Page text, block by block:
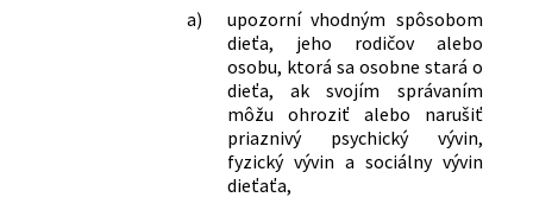
a)
upozorní vhodným spôsobom
dieťa, jeho rodičov alebo
osobu, ktorá sa osobne stará o
dieťa, ak svojím správaním
môžu ohroziť alebo narušiť
priaznivý psychický vývin,
fyzický vývin a sociálny vývin
dieťaťa,